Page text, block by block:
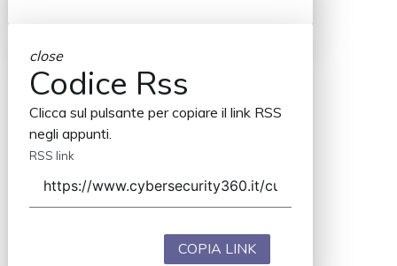
close
Codice Rss
Clicca sul pulsante per copiare il link RSS
negli appunti.
RSS link
COPIA LINK